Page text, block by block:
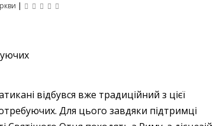
|
відбувся вже традиційний з цієї
Для цього завдяки підтримці